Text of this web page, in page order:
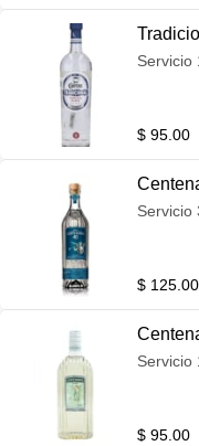
Servicio
$ 95.00
Servicio
$ 125.00
Servicio
$ 95.00